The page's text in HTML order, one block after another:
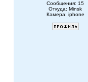
Сообщения: 15
Откуда: Minsk
Камера: iphone